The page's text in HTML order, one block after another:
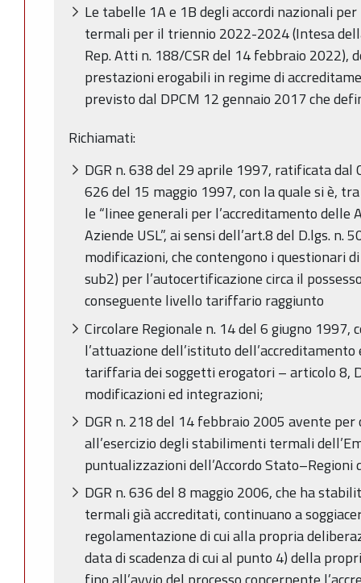
Le tabelle 1A e 1B degli accordi nazionali
termali per il triennio 2022-2024 (Intesa
Rep. Atti n. 188/CSR del 14 febbraio 2022),
prestazioni erogabili in regime di
previsto dal DPCM 12 gennaio 2017 che
Richiamati:
DGR n. 638 del 29 aprile 1997, ratificata dal
626 del 15 maggio 1997, con la quale si è,
le “linee generali per l’accreditamento delle
Aziende USL”, ai sensi dell’art.8 del D.lgs. n.
modificazioni, che contengono i questionari
sub2) per l’autocertificazione circa il
conseguente livello tariffario raggiunto
Circolare Regionale n. 14 del 6 giugno
l’attuazione dell’istituto
tariffaria dei soggetti erogatori – articolo 8,
modificazioni ed integrazioni;
DGR n. 218 del 14 febbraio 2005 avente
all’esercizio degli stabilimenti termali
puntualizzazioni dell’Accordo
DGR n. 636 del 8 maggio 2006, che ha
termali già accreditati, continuano a
regolamentazione di cui alla propria
data di scadenza di cui al punto 4) della